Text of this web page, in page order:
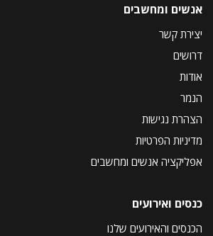
אנשים ומחשבים
יצירת קשר
דרושים
אודות
הנמר
הצהרת נגישות
מדיניות הפרטיות
אפליקציה אנשים ומחשבים
כנסים ואירועים
הכנסים והאירועים שלנו